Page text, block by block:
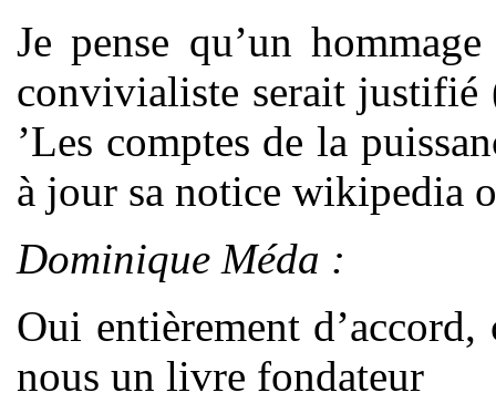
Je pense qu’un
convivialiste serait justifié
’Les comptes de la
à jour sa notice wikipedia
Dominique Méda :
Oui entièrement d’accord,
nous un livre fondateur